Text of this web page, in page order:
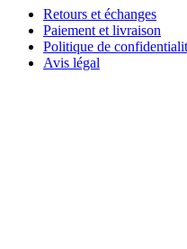
Retours et échanges
Paiement et livraison
Politique de
Avis légal